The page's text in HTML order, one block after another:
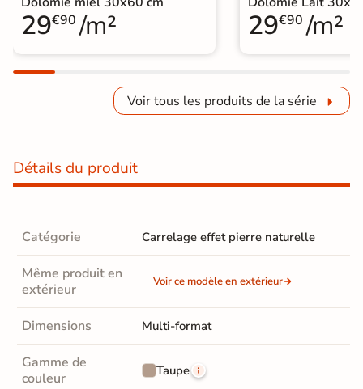
29€90 /m² 29€90 /m²
Voir tous les produits de la série
Détails du produit
Catégorie Carrelage effet pierre naturelle
Même produit en
extérieur
Voir ce modèle en extérieur
Dimensions Multi-format
Gamme de
couleur
Taupe